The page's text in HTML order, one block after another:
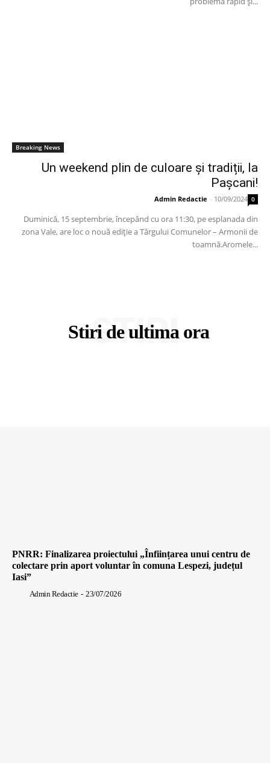
Breaking News
Un weekend plin de culoare și tradiții, la
Pașcani!
Admin Redactie - 10/09/2024 0
Duminică, 15 septembrie, începând cu ora 11:30, pe esplanada din
zona Vale, are loc o nouă ediție a Târgului Comunelor – Armonii de
toamnă.Aromele...
Stiri de ultima ora
STIRI
PNRR: Finalizarea proiectului „Înființarea unui centru de
colectare prin aport voluntar în comuna Lespezi, județul
Iasi”
Admin Redactie - 23/07/2026